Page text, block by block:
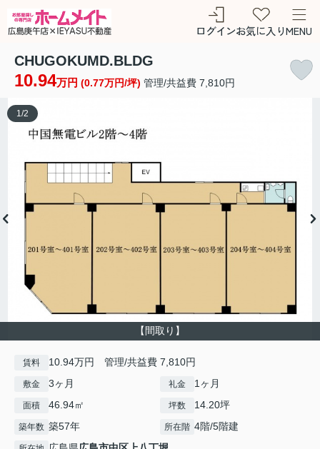
ログインお気に入りMENU
CHUGOKUMD.BLDG
10.94万円 (0.77万円/坪) 管理/共益費 7,810円
【間取り】
1 /2
賃料 10.94万円 管理/共益費 7,810円
敷金 3ヶ月 礼金 1ヶ月
面積 46.94㎡ 坪数 14.20坪
築年数 築57年 所在階 4階/5階建